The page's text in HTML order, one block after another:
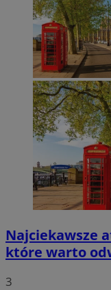
Najciekawsze
które warto
3